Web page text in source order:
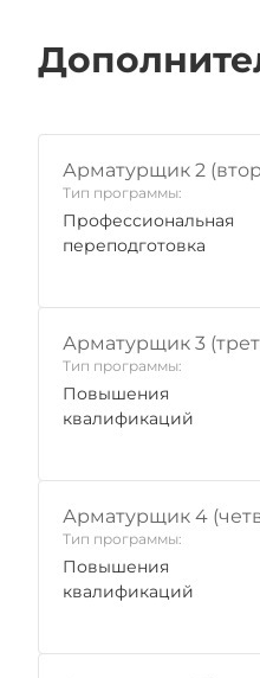
Арматурщик 2
Тип программы:
Профессиональная
переподготовка
Арматурщик 3
Тип программы:
Повышения
квалификаций
Арматурщик 4
Тип программы:
Повышения
квалификаций